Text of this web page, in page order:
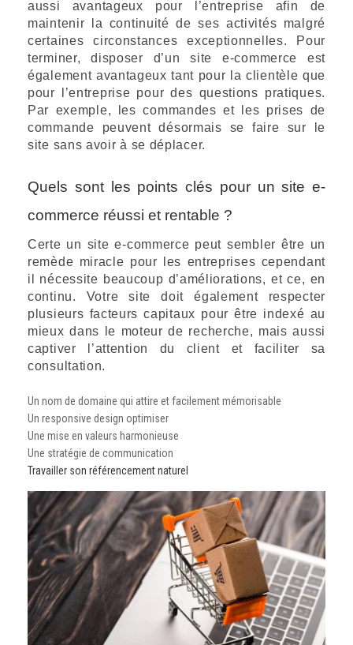
aussi avantageux pour l’entreprise afin de
maintenir la continuité de ses activités malgré
certaines circonstances exceptionnelles. Pour
terminer, disposer d’un site e-commerce est
également avantageux tant pour la clientèle que
pour l’entreprise pour des questions pratiques.
Par exemple, les commandes et les prises de
commande peuvent désormais se faire sur le
site sans avoir à se déplacer.
Quels sont les points clés pour un site e-
commerce réussi et rentable ?
Certe un site e-commerce peut sembler être un
remède miracle pour les entreprises cependant
il nécessite beaucoup d’améliorations, et ce, en
continu. Votre site doit également respecter
plusieurs facteurs capitaux pour être indexé au
mieux dans le moteur de recherche, mais aussi
captiver l’attention du client et faciliter sa
consultation.
Un nom de domaine qui attire et facilement mémorisable
Un responsive design optimiser
Une mise en valeurs harmonieuse
Une stratégie de communication
Travailler son référencement naturel